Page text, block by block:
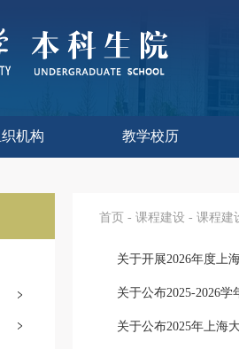
机构 教学校历
首页 - 课程建设 - 课程建
关于开展2026年度上
关于公布2025-2026
关于公布2025年上海